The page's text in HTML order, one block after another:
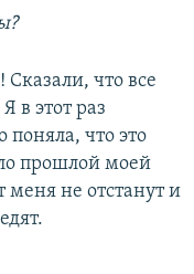
что все
в этот раз
поняла, что это
прошлой моей
меня не отстанут и